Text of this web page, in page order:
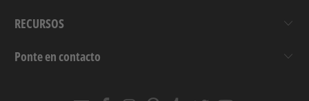
RECURSOS
Ponte en contacto